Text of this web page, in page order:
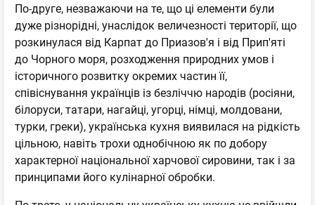
По-друге, незважаючи на те, що ці елементи були
дуже різнорідні, унаслідок величезності території, що
розкинулася від Карпат до Приазов'я і від Прип'яті
до Чорного моря, розходження природних умов і
історичного розвитку окремих частин її,
співіснування українців із безліччю народів (росіяни,
білоруси, татари, нагайці, угорці, німці, молдовани,
турки, греки), українська кухня виявилася на рідкість
цільною, навіть трохи однобічною як по добору
характерної національної харчової сировини, так і за
принципами його кулінарної обробки.